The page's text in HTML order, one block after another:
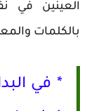
العينين في
بالكلمات
* في